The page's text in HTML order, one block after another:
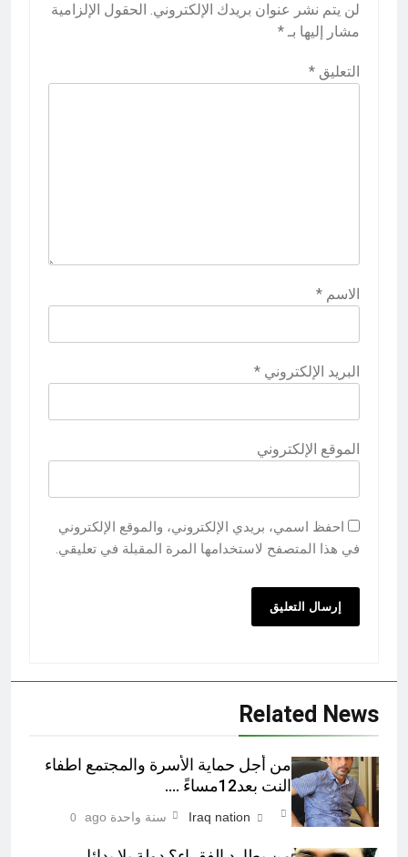
لن يتم نشر عنوان بريدك الإلكتروني. الحقول الإلزامية
مشار إليها بـ *
التعليق *
الاسم *
البريد الإلكتروني *
الموقع الإلكتروني
احفظ اسمي، بريدي الإلكتروني، والموقع الإلكتروني
في هذا المتصفح لاستخدامها المرة المقبلة في تعليقي.
Related News
من أجل حماية الأسرة والمجتمع اطفاء
النت بعد12مساءً ….
Iraq nation سنة واحدة ago 0